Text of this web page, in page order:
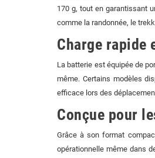
170 g, tout en garantissant
comme la randonnée, le
Charge rapide
La batterie est équipée de
même. Certains modèles
efficace lors des
Conçue pour
Grâce à son format
opérationnelle même dans